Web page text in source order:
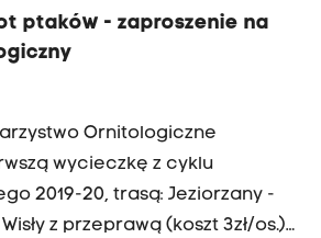
ptaków - zaproszenie na
Ornitologiczne
wycieczkę z cyklu
2019-20, trasą: Jeziorzany -
z przeprawą (koszt 3zł/os.).